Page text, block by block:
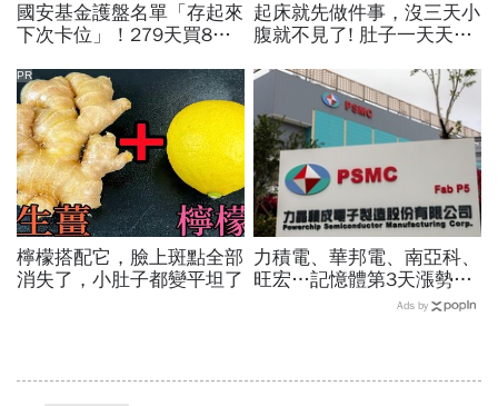
國安基金護盤名單「存起來
下次卡位」！279天買8檔
電...唯一金融股是它
起床就先做件事，沒三天小
腹就不見了! 肚子一天天變
檸檬搭配它，臉上斑點全部
消失了，小肚子都變平坦了
PR
力積電、華邦電、南亞科、
旺宏…記憶體第3天漲勢繼
續，外資只剩它沒買超還大
Ads by